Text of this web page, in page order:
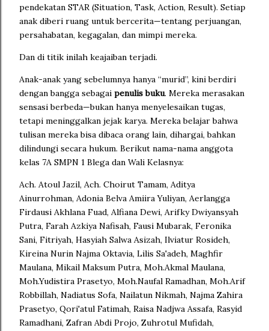
pendekatan STAR (Situation, Task, Action, Result). Setiap
anak diberi ruang untuk bercerita—tentang perjuangan,
persahabatan, kegagalan, dan mimpi mereka.
Dan di titik inilah keajaiban terjadi.
Anak-anak yang sebelumnya hanya “murid”, kini berdiri
dengan bangga sebagai penulis buku. Mereka merasakan
sensasi berbeda—bukan hanya menyelesaikan tugas,
tetapi meninggalkan jejak karya. Mereka belajar bahwa
tulisan mereka bisa dibaca orang lain, dihargai, bahkan
dilindungi secara hukum. Berikut nama-nama anggota
kelas 7A SMPN 1 Blega dan Wali Kelasnya:
Ach. Atoul Jazil, Ach. Choirut Tamam, Aditya
Ainurrohman, Adonia Belva Amiira Yuliyan, Aerlangga
Firdausi Akhlana Fuad, Alfiana Dewi, Arifky Dwiyansyah
Putra, Farah Azkiya Nafisah, Fausi Mubarak, Feronika
Sani, Fitriyah, Hasyiah Salwa Asizah, Ilviatur Rosideh,
Kireina Nurin Najma Oktavia, Lilis Sa'adeh, Maghfir
Maulana, Mikail Maksum Putra, Moh.Akmal Maulana,
Moh.Yudistira Prasetyo, Moh.Naufal Ramadhan, Moh.Arif
Robbillah, Nadiatus Sofa, Nailatun Nikmah, Najma Zahira
Prasetyo, Qori'atul Fatimah, Raisa Nadjwa Assafa, Rasyid
Ramadhani, Zafran Abdi Projo, Zuhrotul Mufidah,